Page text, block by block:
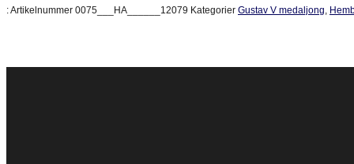
:Artikelnummer 0075___HA______12079 Kategorier Gustav V medaljong,